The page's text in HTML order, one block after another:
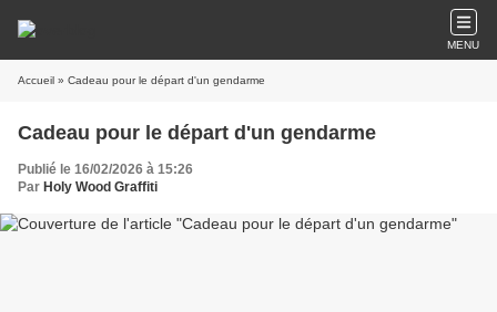
MENU
Accueil » Cadeau pour le départ d'un gendarme
Cadeau pour le départ d'un gendarme
Publié le 16/02/2026 à 15:26
Par Holy Wood Graffiti